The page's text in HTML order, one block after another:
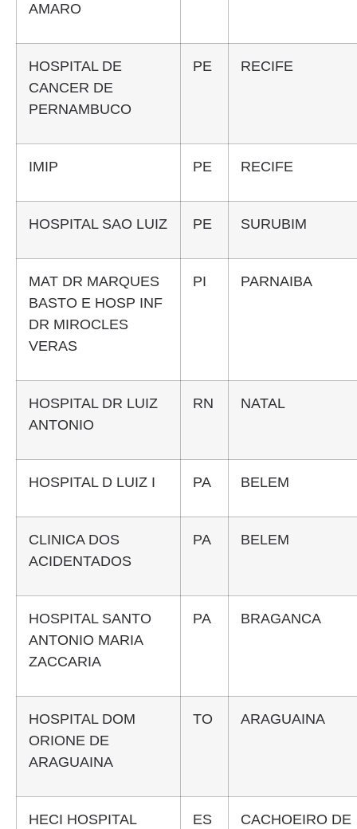
AMARO
HOSPITAL DE
CANCER DE
PERNAMBUCO
PE RECIFE
IMIP PE RECIFE
HOSPITAL SAO LUIZ PE SURUBIM
MAT DR MARQUES
BASTO E HOSP INF
DR MIROCLES
VERAS
PI PARNAIBA
HOSPITAL DR LUIZ
ANTONIO
RN NATAL
HOSPITAL D LUIZ I PA BELEM
CLINICA DOS
ACIDENTADOS
PA BELEM
HOSPITAL SANTO
ANTONIO MARIA
ZACCARIA
PA BRAGANCA
HOSPITAL DOM
ORIONE DE
ARAGUAINA
TO ARAGUAINA
HECI HOSPITAL
ES
CACHOEIRO DE